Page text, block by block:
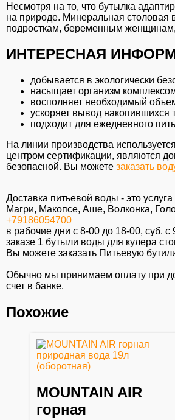
Несмотря на то, что бутылка
на природе. Минеральная столовая
подросткам, беременным
ИНТЕРЕСНАЯ
добывается в экологически
насыщает организм
восполняет необходимый
ускоряет вывод накопившихся
подходит для ежедневного
На линии производства
центром сертификации, являются
безопасной. Вы можете заказать
Доставка питьевой воды - это
Магри, Макопсе, Аше, Волконка,
+79186054700
в рабочие дни с 8-00 до 18-00, суб.
заказе 1 бутыли воды для кулера
Вы можете заказать Питьевую
Обычно мы принимаем оплату при
счет в банке.
Похожие
MOUNTAIN AIR
горная